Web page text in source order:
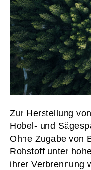
Zur Herstellung
Hobel- und
Ohne Zugabe von
Rohstoff unter
ihrer Verbrennung